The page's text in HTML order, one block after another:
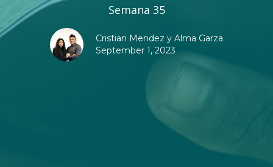
Semana 35
Cristian Mendez y Alma Garza
September 1, 2023